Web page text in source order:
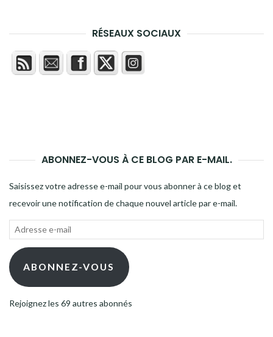
RÉSEAUX SOCIAUX
ABONNEZ-VOUS À CE BLOG PAR E-MAIL.
Saisissez votre adresse e-mail pour vous abonner à ce blog et
recevoir une notification de chaque nouvel article par e-mail.
Adresse
mail ABONNEZ-VOUS
Rejoignez les 69 autres abonnés